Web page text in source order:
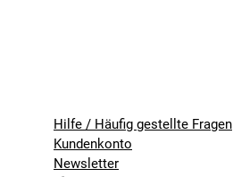
Hilfe / Häufig gestellte Fragen
Kundenkonto
Newsletter